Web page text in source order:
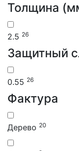
Толщина
2.5 26
Защитный
0.55 26
Фактура
Дерево 20